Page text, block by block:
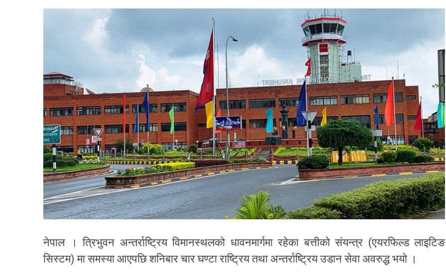
नेपाल । त्रिभुवन अन्तर्राष्ट्रिय विमानस्थलको धावनमार्गमा रहेका बत्तीको संयन्त्र (एयरफिल्ड लाइटिङ
सिस्टम) मा समस्या आएपछि शनिबार चार घण्टा राष्ट्रिय तथा अन्तर्राष्ट्रिय उडान सेवा अवरुद्ध भयो ।